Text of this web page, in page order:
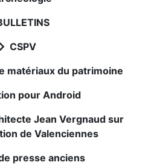
CSPV
matériaux du patrimoine
pour Android
Jean Vergnaud sur
de Valenciennes
presse anciens